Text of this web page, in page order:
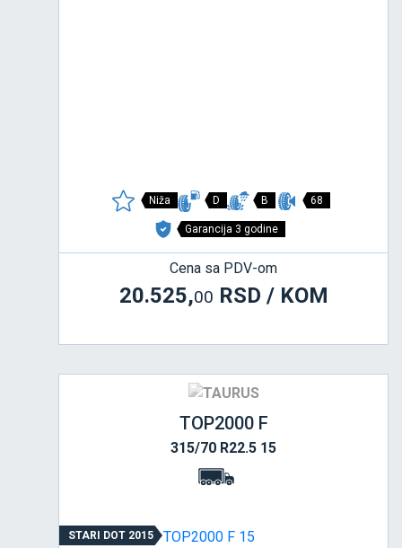
Niža D B 68
Garancija 3 godine
Cena sa PDV-om
20.525,00 RSD / KOM
TOP2000 F
315/70 R22.5 15
STARI DOT 2015